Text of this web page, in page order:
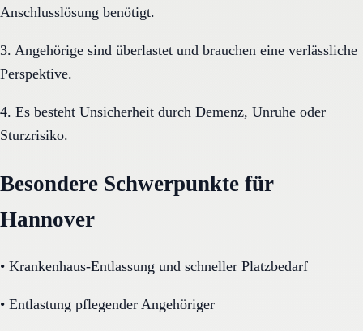
Anschlusslösung benötigt.
3. Angehörige sind überlastet und brauchen eine verlässliche
Perspektive.
4. Es besteht Unsicherheit durch Demenz, Unruhe oder
Sturzrisiko.
Besondere Schwerpunkte für
Hannover
• Krankenhaus-Entlassung und schneller Platzbedarf
• Entlastung pflegender Angehöriger